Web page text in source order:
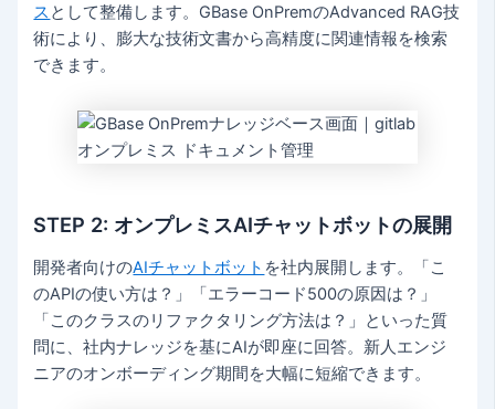
ス として整備します。GBase OnPremのAdvanced RAG技
術により、膨大な技術文書から高精度に関連情報を検索
できます。
STEP 2: オンプレミスAIチャットボットの展開
開発者向けのAIチャットボット を社内展開します。「こ
のAPIの使い方は？」「エラーコード500の原因は？」
「このクラスのリファクタリング方法は？」といった質
問に、社内ナレッジを基にAIが即座に回答。新人エンジ
ニアのオンボーディング期間を大幅に短縮できます。